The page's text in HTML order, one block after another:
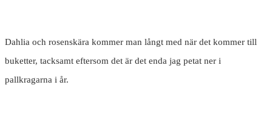
Dahlia och rosenskära kommer man långt med när det kommer till
buketter, tacksamt eftersom det är det enda jag petat ner i
pallkragarna i år.